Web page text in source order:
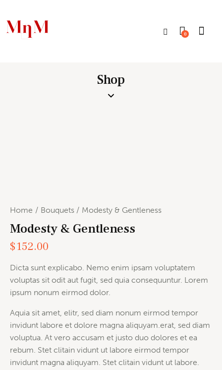
0
Shop
Home Bouquets Modesty & Gentleness
Modesty & Gentleness
$152.00
Dicta sunt explicabo. Nemo enim ipsam voluptatem
voluptas sit odit aut fugit, sed quia consequuntur. Lorem
ipsum nonum eirmod dolor.
Aquia sit amet, elitr, sed diam nonum eirmod tempor
invidunt labore et dolore magna aliquyam.erat, sed diam
voluptua. At vero accusam et justo duo dolores et ea
rebum. Stet clitain vidunt ut labore eirmod tempor
invidunt magna aliquyam. Stet clitain vidunt ut labore.